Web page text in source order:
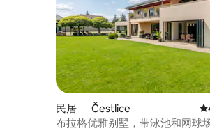
民居 ｜ Čestlice
布拉格优雅别墅，带泳池和网球